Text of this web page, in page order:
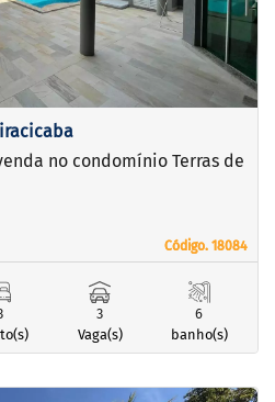
Código. 18084
Código. 18084
no condomínio Terras de
3
Vaga(s)
6
banho(s)